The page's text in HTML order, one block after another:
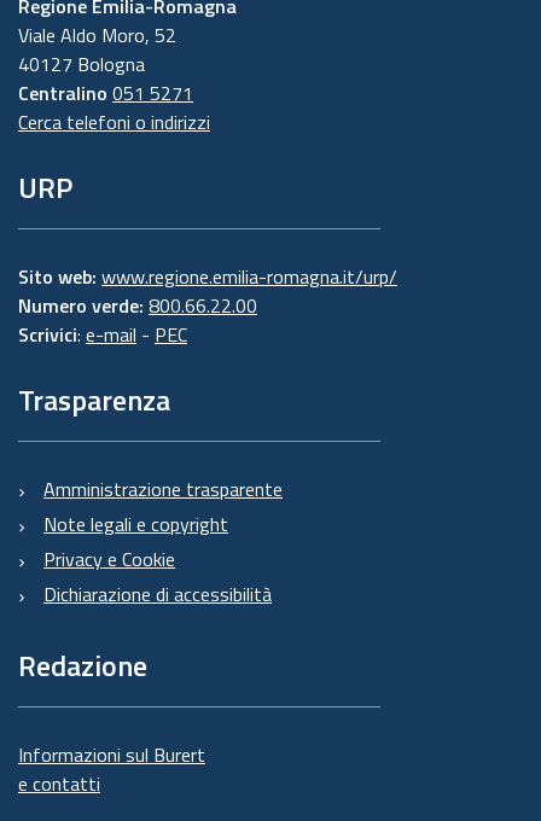
Regione Emilia-Romagna
Viale Aldo Moro, 52
40127 Bologna
Centralino 051 5271
Cerca telefoni o indirizzi
URP
Sito web: www.regione.emilia-romagna.it/urp/
Numero verde: 800.66.22.00
Scrivici: e-mail - PEC
Trasparenza
Amministrazione trasparente
Note legali e copyright
Privacy e Cookie
Dichiarazione di accessibilità
Redazione
Informazioni sul Burert
e contatti